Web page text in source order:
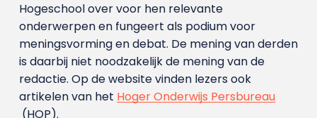
Hogeschool over voor hen relevante
onderwerpen en fungeert als podium voor
meningsvorming en debat. De mening van derden
is daarbij niet noodzakelijk de mening van de
redactie. Op de website vinden lezers ook
artikelen van het Hoger Onderwijs Persbureau
(HOP).